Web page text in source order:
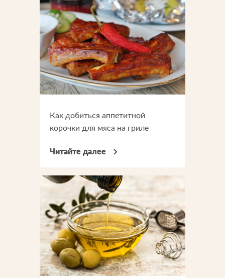
Как добиться аппетитной
корочки для мяса на гриле
Читайте далее